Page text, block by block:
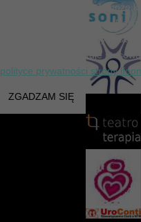
Pliki cookies użytkownik może
przeglądarki internetowej.
internetowej bez zmiany
iż użytkownik akceptuje
polityce prywatności strony
ZGADZAM SIĘ